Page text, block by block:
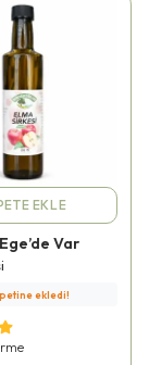
EKLE
Var
kişifavoriledi!
ekledi!
satıldı